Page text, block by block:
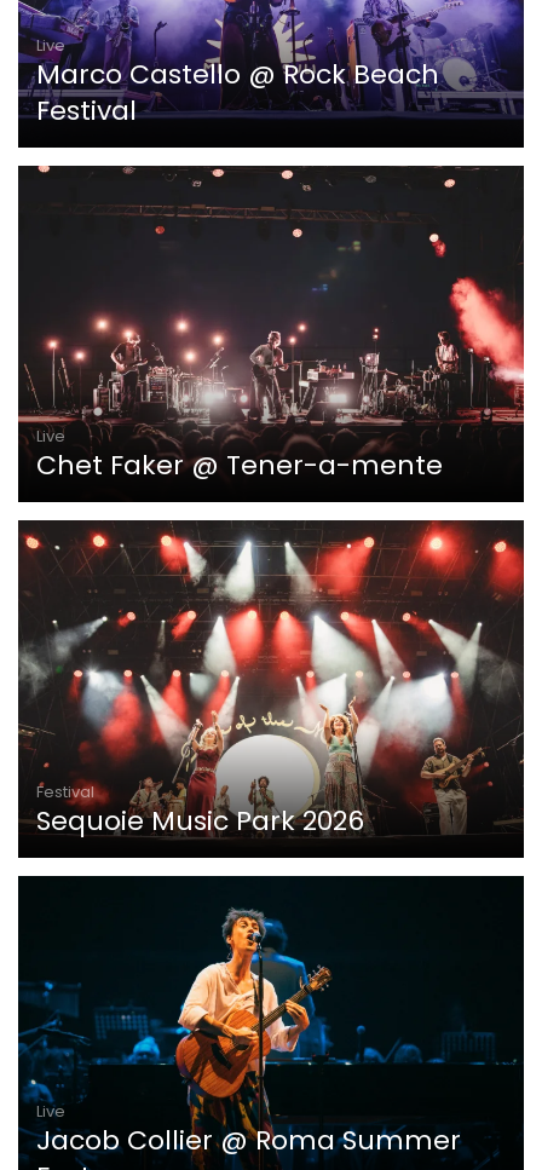
Live
Marco Castello @ Rock Beach
Festival
Live
Chet Faker @ Tener-a-mente
Festival
Sequoie Music Park 2026
Live
Jacob Collier @ Roma Summer